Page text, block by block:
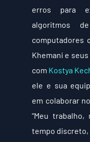
erros para
algoritmos
computadores
Khemani e
com Kostya
ele e sua
em colaborar
“Meu
tempo